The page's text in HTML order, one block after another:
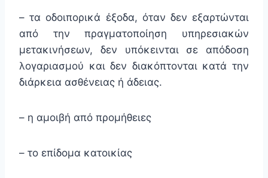
– τα οδοιπορικά έξοδα, όταν δεν εξαρτώνται
από την πραγματοποίηση υπηρεσιακών
μετακινήσεων, δεν υπόκεινται σε απόδοση
λογαριασμού και δεν διακόπτονται κατά την
διάρκεια ασθένειας ή άδειας.
– η αμοιβή από προμήθειες
– το επίδομα κατοικίας